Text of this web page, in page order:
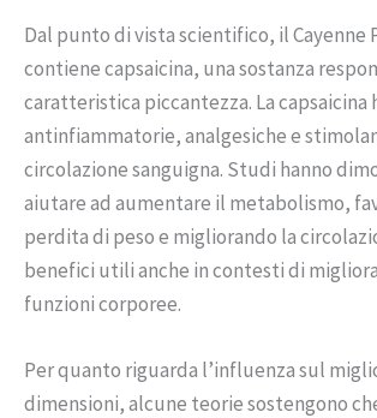
Dal punto di vista scientifico, il Cayenne
contiene capsaicina, una sostanza
caratteristica piccantezza. La capsaicina
antinfiammatorie, analgesiche e
circolazione sanguigna. Studi hanno
aiutare ad aumentare il metabolismo,
perdita di peso e migliorando la
benefici utili anche in contesti di
funzioni corporee.
Per quanto riguarda l’influenza sul
dimensioni, alcune teorie sostengono